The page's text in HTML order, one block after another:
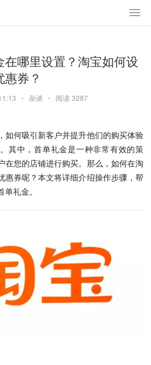
在哪里设置？淘宝如何设
券？
• 杂谈 • 阅读 3287
如何吸引新客户并提升他们的购买体验
其中，首单礼金是一种非常有效的策
在您的店铺进行购买。那么，如何在淘
惠券呢？本文将详细介绍操作步骤，帮
礼金。